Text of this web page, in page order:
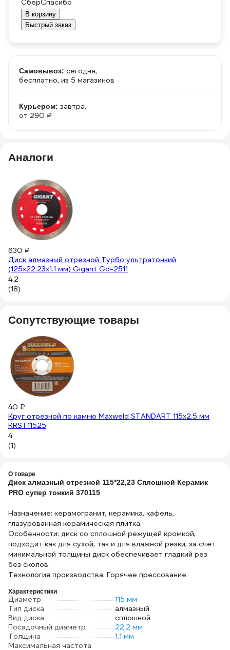
В корзину
Быстрый заказ
Самовывоз: сегодня,
бесплатно, из 5 магазинов
Курьером: завтра,
от 290 ₽
Аналоги
630 ₽
Диск алмазный отрезной Турбо ультратонкий
(125x22.23х1.1 мм) Gigant Gd-2511
4.2
(18)
Сопутствующие товары
40 ₽
Круг отрезной по камню Maxweld STANDART 115x2.5 мм
KRST11525
4
(1)
О товаре
Диск алмазный отрезной 115*22,23 Сплошной Керамик
PRO супер тонкий 370115
Назначение: керамогранит, керамика, кафель,
глазурованная керамическая плитка.
Особенности: диск со сплошной режущей кромкой,
подходит как для сухой, так и для влажной резки, за счет
минимальной толщины диск обеспечивает гладкий рез
без сколов.
Технология производства: Горячее прессование
Характеристики
Диаметр
115 мм
Тип диска
алмазный
Вид диска
сплошной
Посадочный диаметр
22.2 мм
Толщина
1.1 мм
Максимальная частота